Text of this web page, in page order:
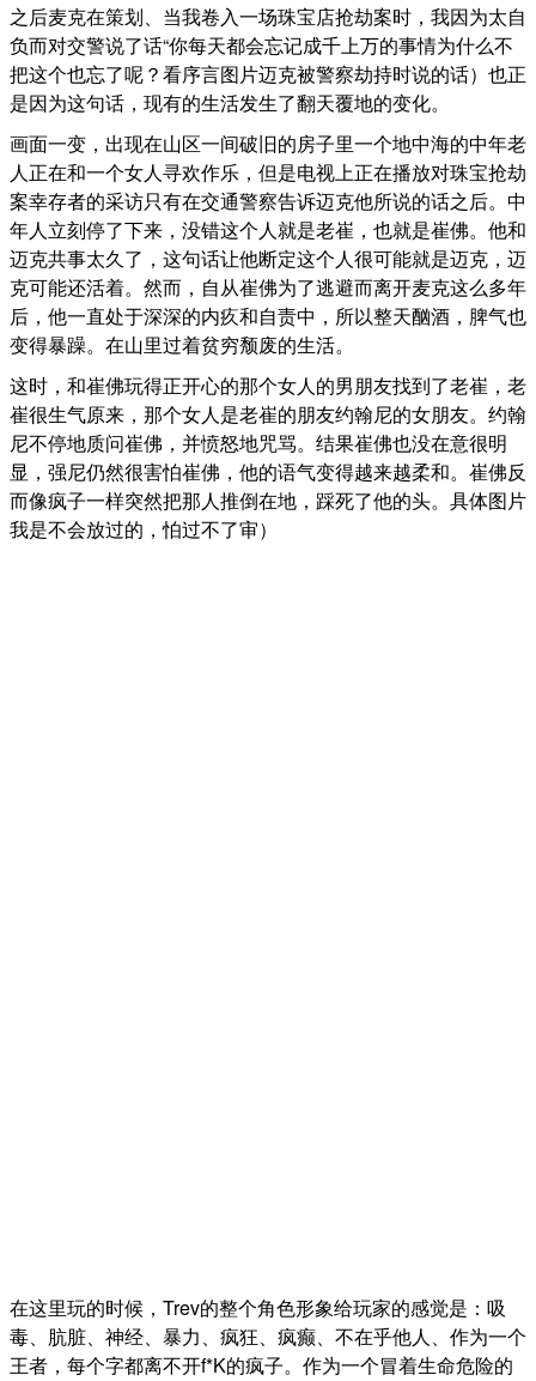
之后麦克在策划、当我卷入一场珠宝店抢劫案时，我因为太自
负而对交警说了话“你每天都会忘记成千上万的事情为什么不
把这个也忘了呢？看序言图片迈克被警察劫持时说的话）也正
是因为这句话，现有的生活发生了翻天覆地的变化。
画面一变，出现在山区一间破旧的房子里一个地中海的中年老
人正在和一个女人寻欢作乐，但是电视上正在播放对珠宝抢劫
案幸存者的采访只有在交通警察告诉迈克他所说的话之后。中
年人立刻停了下来，没错这个人就是老崔，也就是崔佛。他和
迈克共事太久了，这句话让他断定这个人很可能就是迈克，迈
克可能还活着。然而，自从崔佛为了逃避而离开麦克这么多年
后，他一直处于深深的内疚和自责中，所以整天酗酒，脾气也
变得暴躁。在山里过着贫穷颓废的生活。
这时，和崔佛玩得正开心的那个女人的男朋友找到了老崔，老
崔很生气原来，那个女人是老崔的朋友约翰尼的女朋友。约翰
尼不停地质问崔佛，并愤怒地咒骂。结果崔佛也没在意很明
显，强尼仍然很害怕崔佛，他的语气变得越来越柔和。崔佛反
而像疯子一样突然把那人推倒在地，踩死了他的头。具体图片
我是不会放过的，怕过不了审）
在这里玩的时候，Trev的整个角色形象给玩家的感觉是：吸
毒、肮脏、神经、暴力、疯狂、疯癫、不在乎他人、作为一个
王者，每个字都离不开f*K的疯子。作为一个冒着生命危险的